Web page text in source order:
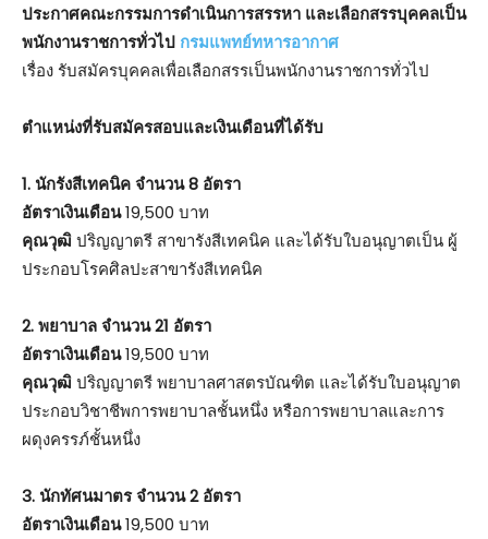
ประกาศคณะกรรมการดำเนินการสรรหา และเลือกสรรบุคคลเป็น
พนักงานราชการทั่วไป กรมแพทย์ทหารอากาศ
เรื่อง รับสมัครบุคคลเพื่อเลือกสรรเป็นพนักงานราชการทั่วไป
ตําแหน่งที่รับสมัครสอบและเงินเดือนที่ได้รับ
1. นักรังสีเทคนิค จำนวน 8 อัตรา
อัตราเงินเดือน19,500 บาท
คุณวุฒิปริญญาตรี สาขารังสีเทคนิค และได้รับใบอนุญาตเป็น ผู้
ประกอบโรคศิลปะสาขารังสีเทคนิค
2. พยาบาล จำนวน 21 อัตรา
อัตราเงินเดือน19,500 บาท
คุณวุฒิปริญญาตรี พยาบาลศาสตรบัณฑิต และได้รับใบอนุญาต
ประกอบวิชาชีพการพยาบาลชั้นหนึ่ง หรือการพยาบาลและการ
ผดุงครรภ์ชั้นหนึ่ง
3. นักทัศนมาตร จำนวน 2 อัตรา
อัตราเงินเดือน19,500 บาท